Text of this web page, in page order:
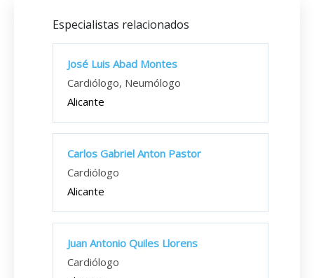
Especialistas relacionados
José Luis Abad Montes
Cardiólogo, Neumólogo
Alicante
Carlos Gabriel Anton Pastor
Cardiólogo
Alicante
Juan Antonio Quiles Llorens
Cardiólogo